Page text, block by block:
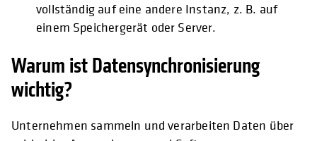
vollständig auf eine andere Instanz, z. B. auf
einem Speichergerät oder Server.
Warum ist Datensynchronisierung
wichtig?
Unternehmen sammeln und verarbeiten Daten über